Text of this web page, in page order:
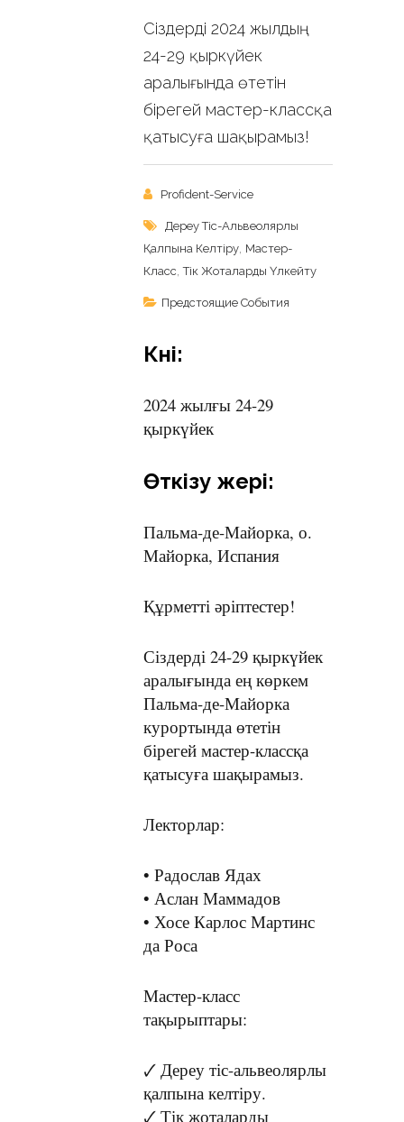
Сіздерді 2024 жылдың
24-29 қыркүйек
аралығында өтетін
бірегей мастер-классқа
қатысуға шақырамыз!
Profident-Service
Дереу Тіс-Альвеолярлы
Қалпына Келтіру Мастер-
Класс ,Тік Жоталарды Үлкейту
Предстоящие События
Күні:
2024 жылғы 24-29
қыркүйек
Өткізу жері:
Пальма-де-Майорка, о.
Майорка, Испания
Құрметті әріптестер!
Сіздерді 24-29 қыркүйек
аралығында ең көркем
Пальма-де-Майорка
курортында өтетін
бірегей мастер-классқа
қатысуға шақырамыз.
Лекторлар:
• Радослав Ядах
• Аслан Маммадов
• Хосе Карлос Мартинс
да Роса
Мастер-класс
тақырыптары:
🗸 Дереу тіс-альвеолярлы
қалпына келтіру.
🗸 Тік жоталарды